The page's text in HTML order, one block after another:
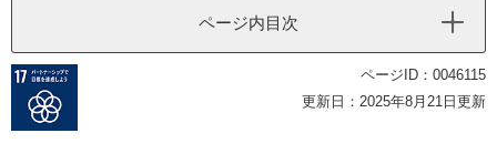
ページ内目次
ページID：0046115
更新日：2025年8月21日更新